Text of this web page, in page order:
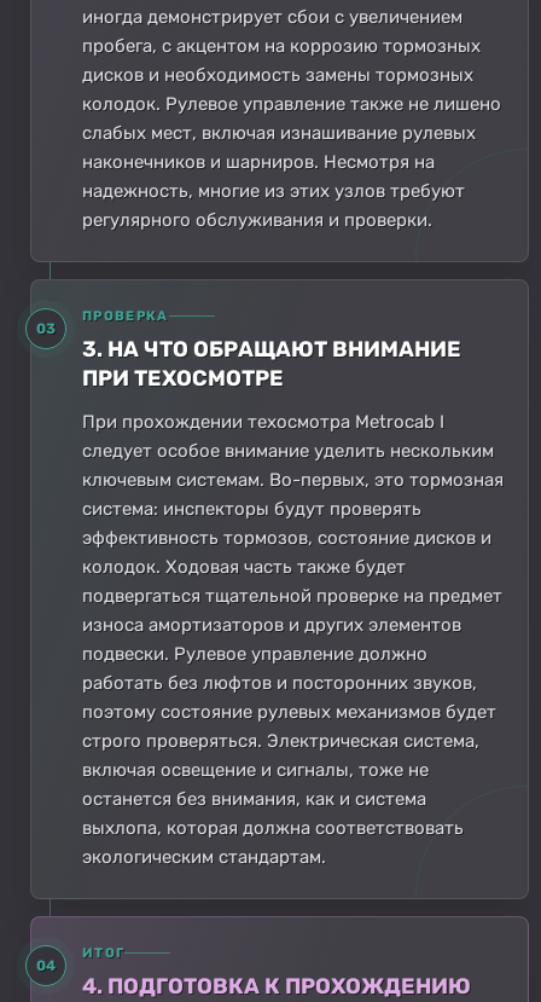
иногда демонстрирует сбои с увеличением
пробега, с акцентом на коррозию тормозных
дисков и необходимость замены тормозных
колодок. Рулевое управление также не лишено
слабых мест, включая изнашивание рулевых
наконечников и шарниров. Несмотря на
надежность, многие из этих узлов требуют
регулярного обслуживания и проверки.
03
ПРОВЕРКА
3. НА ЧТО ОБРАЩАЮТ ВНИМАНИЕ
ПРИ ТЕХОСМОТРЕ
При прохождении техосмотра Metrocab I
следует особое внимание уделить нескольким
ключевым системам. Во-первых, это тормозная
система: инспекторы будут проверять
эффективность тормозов, состояние дисков и
колодок. Ходовая часть также будет
подвергаться тщательной проверке на предмет
износа амортизаторов и других элементов
подвески. Рулевое управление должно
работать без люфтов и посторонних звуков,
поэтому состояние рулевых механизмов будет
строго проверяться. Электрическая система,
включая освещение и сигналы, тоже не
останется без внимания, как и система
выхлопа, которая должна соответствовать
экологическим стандартам.
04
ИТОГ
4. ПОДГОТОВКА К ПРОХОЖДЕНИЮ